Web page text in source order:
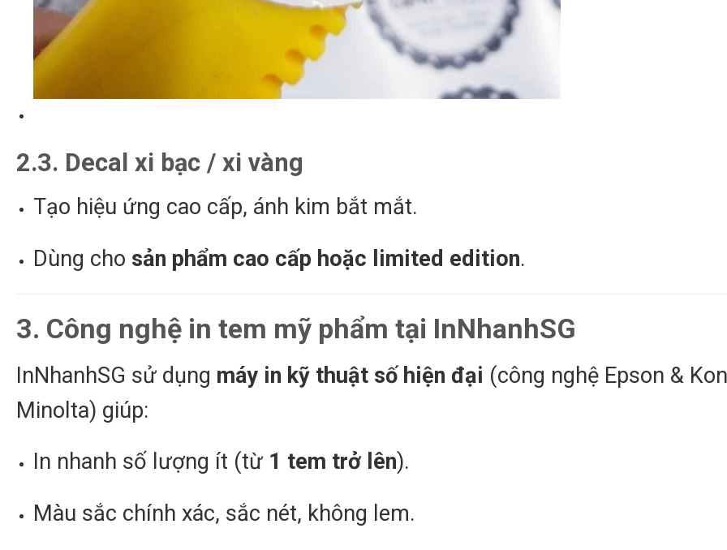
2.3. Decal xi bạc / xi vàng
Tạo hiệu ứng cao cấp, ánh kim bắt mắt.
Dùng cho sản phẩm cao cấp hoặc limited edition.
3. Công nghệ in tem mỹ phẩm tại InNhanhSG
InNhanhSG sử dụng máy in kỹ thuật số hiện đại (công nghệ Epson &
Minolta) giúp:
In nhanh số lượng ít (từ 1 tem trở lên).
Màu sắc chính xác, sắc nét, không lem.